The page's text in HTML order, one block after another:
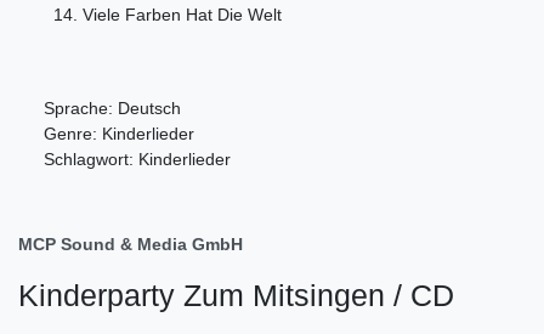
14. Viele Farben Hat Die Welt
Sprache: Deutsch
Genre: Kinderlieder
Schlagwort: Kinderlieder
MCP Sound & Media GmbH
Kinderparty Zum Mitsingen / CD